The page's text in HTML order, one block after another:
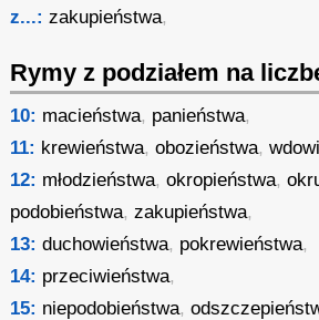
z...: zakupieństwa,
Rymy z podziałem na
10: macieństwa, panieństwa,
11: krewieństwa,obozieństwa,
12: młodzieństwa,okropieństwa,
podobieństwa,zakupieństwa,
13: duchowieństwa, pokrewieństwa,
14: przeciwieństwa,
15: niepodobieństwa,